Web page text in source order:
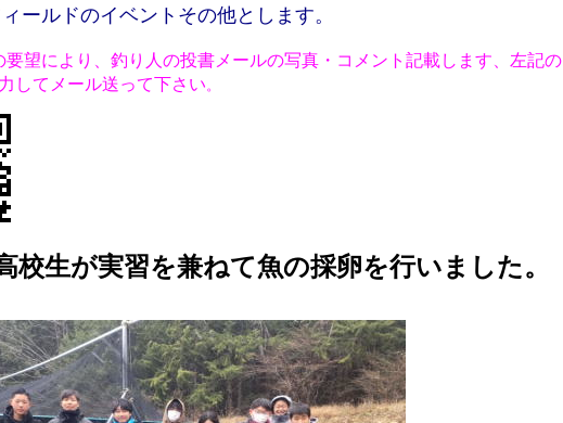
ールドのイベントその他とします。
要望により、釣り人の投書メールの写真・コメント記載します、左記の
してメール送って下さい 。
校生が実習を兼ねて魚の採卵を行いました。